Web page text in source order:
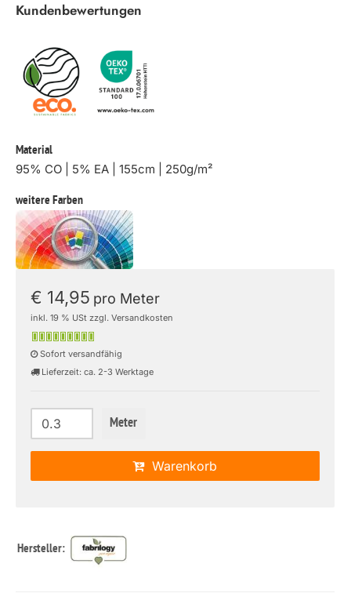
Kundenbewertungen
Material
95% CO | 5% EA | 155cm | 250g/m²
weitere Farben
€ 14,95 pro Meter
inkl. 19 % USt zzgl. Versandkosten
Sofort versandfähig
Lieferzeit: ca. 2-3 Werktage
Meter
Warenkorb
Hersteller: